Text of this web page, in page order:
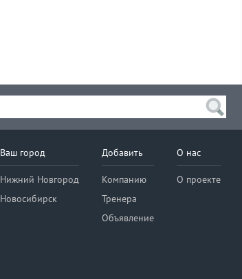
Ваш город
Нижний Новгород
Новосибирск
Добавить
Компанию
Тренера
Объявление
О нас
О проекте